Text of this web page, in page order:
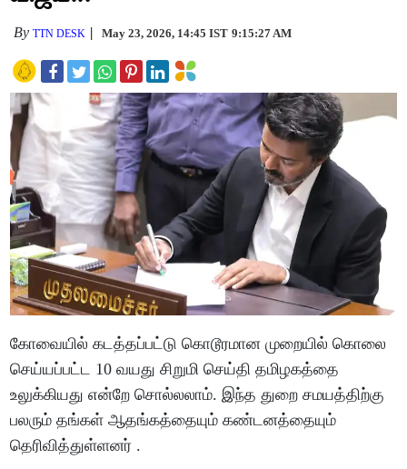
ByTTN DESK May 23, 2026, 14:45 IST 9:15:27 AM
கோவையில் கடத்தப்பட்டு கொடூரமான முறையில் கொலை
செய்யப்பட்ட 10 வயது சிறுமி செய்தி தமிழகத்தை
உலுக்கியது என்றே சொல்லலாம். இந்த துறை சமயத்திற்கு
பலரும் தங்கள் ஆதங்கத்தையும் கண்டனத்தையும்
தெரிவித்துள்ளனர் .